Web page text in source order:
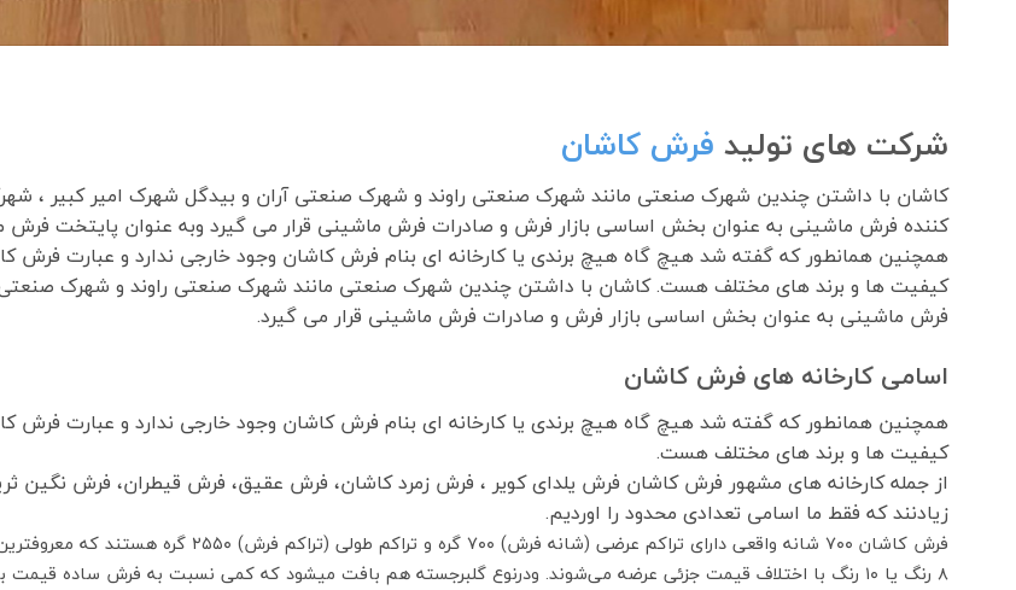
شرکت های تولید فرش کاشان
کننده فرش ماشینی به عنوان بخش اساسی بازار فرش و صادرات فرش ماشینی قرار می گیرد وبه عنوان پایتخت
همچنین همانطور که گفته شد هیچ گاه هیچ برندی یا کارخانه ای بنام فرش کاشان وجود خارجی ندارد و عبارت فرش
فرش ماشینی به عنوان بخش اساسی بازار فرش و صادرات فرش ماشینی قرار می گیرد.
اسامی کارخانه های فرش کاشان
همچنین همانطور که گفته شد هیچ گاه هیچ برندی یا کارخانه ای بنام فرش کاشان وجود خارجی ندارد و عبارت فرش
کیفیت ها و برند های مختلف هست.
از جمله کارخانه های مشهور فرش کاشان فرش یلدای کویر ، فرش زمرد کاشان، فرش عقیق، فرش قیطران، فرش نگین
زیادنند که فقط ما اسامی تعدادی محدود را اوردیم.
۸ رنگ یا ۱۰ رنگ با اختلاف قیمت جزئی عرضه می‌شوند. ودرنوع گلبرجسته هم بافت میشود که کمی نسبت به فرش ساده قیمت بیشتری دارد.